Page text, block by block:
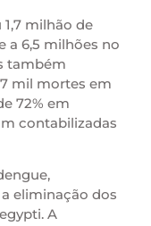
milhão de
a 6,5 milhões no
também
mil mortes em
72% em
contabilizadas
eliminação dos
A